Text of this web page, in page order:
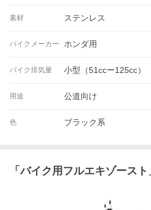
素材 ステンレス
バイクメーカー ホンダ用
バイク排気量 小型（51ccー125cc）
用途 公道向け
色 ブラック系
「バイク用フルエキゾースト